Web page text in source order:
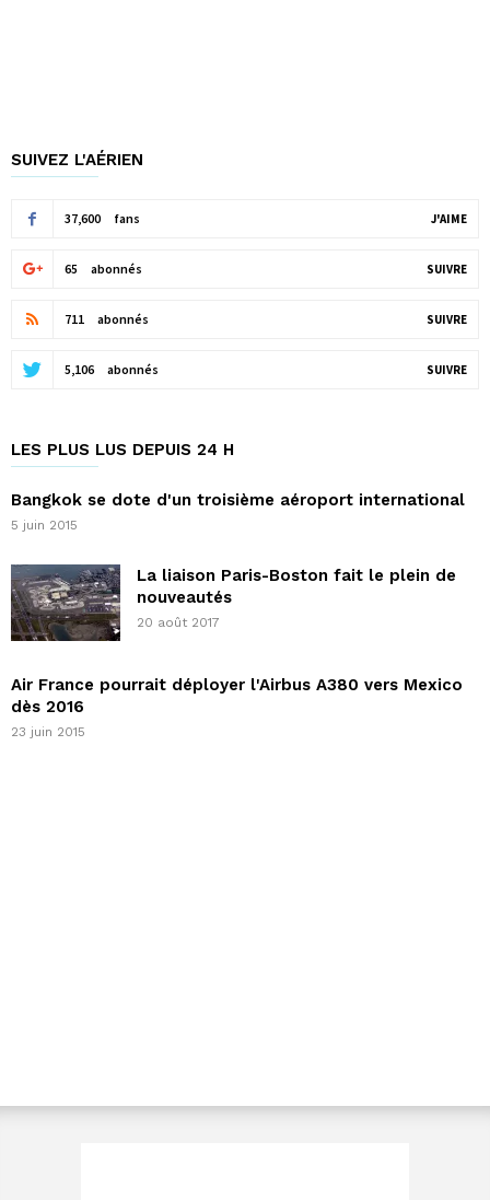
SUIVEZ L'AÉRIEN
37,600 fans J'AIME
65 abonnés SUIVRE
711 abonnés SUIVRE
5,106 abonnés SUIVRE
LES PLUS LUS DEPUIS 24 H
Bangkok se dote d'un troisième aéroport international
5 juin 2015
La liaison Paris-Boston fait le plein de
nouveautés
20 août 2017
Air France pourrait déployer l'Airbus A380 vers Mexico
dès 2016
23 juin 2015